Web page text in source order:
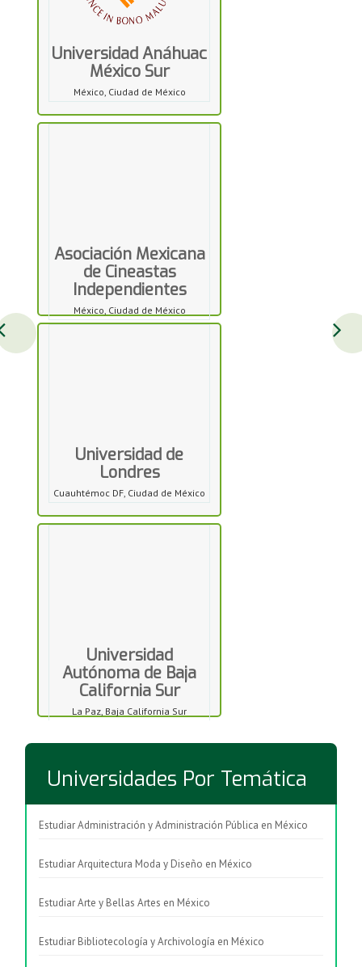
Universidad Anáhuac
México Sur
México, Ciudad de México
Asociación Mexicana
de Cineastas
Independientes
México, Ciudad de México
Universidad de
Londres
Cuauhtémoc DF, Ciudad de México
Universidad
Autónoma de Baja
California Sur
La Paz, Baja California Sur
Universidades Por Temática
Estudiar Administración y Administración Pública en México
Estudiar Arquitectura Moda y Diseño en México
Estudiar Arte y Bellas Artes en México
Estudiar Bibliotecología y Archivología en México